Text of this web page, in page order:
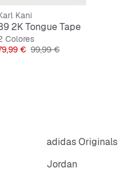
Kani
2K Tongue Tape
Colores
€ Precio original
99,99 €
adidas Originals
Jordan